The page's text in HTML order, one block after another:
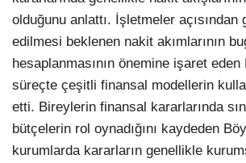
olduğunu anlattı. İşletmeler açısından
edilmesi beklenen nakit akımlarının
hesaplanmasının önemine işaret
süreçte çeşitli finansal modellerin
etti. Bireylerin finansal kararlarında
bütçelerin rol oynadığını kaydeden
kurumlarda kararların genellikle